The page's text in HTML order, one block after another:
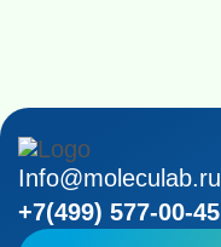
Info@moleculab.ru
+7(499) 577-00-45